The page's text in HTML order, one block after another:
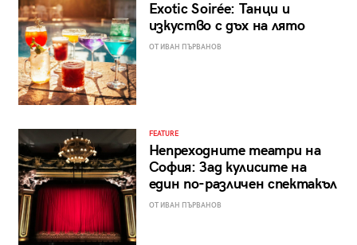
Exotic Soirée: Танци и
изкуство с дъх на лято
ОТ ИВАН ПЪРВАНОВ
FEATURE
Непреходните театри на
София: Зад кулисите на
един по-различен спектакъл
ОТ ИВАН ПЪРВАНОВ